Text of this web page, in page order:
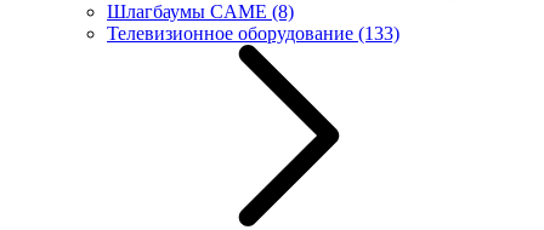
Шлагбаумы CAME (8)
Телевизионное оборудование (133)